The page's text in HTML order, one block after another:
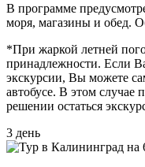
В программе
моря, магазины и обед.
*При жаркой летней
принадлежности. Если
экскурсии, Вы можете
автобусе. В этом случае
решении остаться
3 день